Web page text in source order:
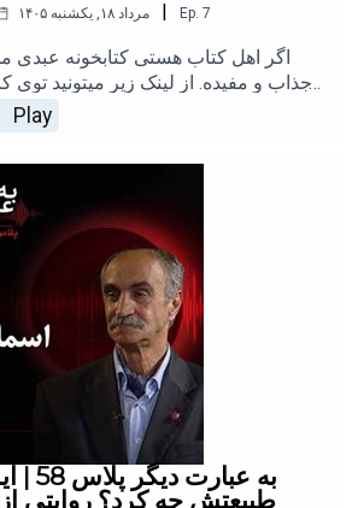
۱۴۰۵ مرداد ۱۸, یکشنبه Ep. 7
اگر اهل کتاب هستی کتابخونه عبدی
جذاب و مفیده. از لینک زیر میتونید توی
حمایت مالی خود، از طریق ارزهای
هر نقطه از جهان، می‌توانید در تولید
بیشتر عبدی مدیا به عنوان یک
کنید. حتی کوچک‌ترین کمک شما، برایم
و انگیزه می‌دهد تا به فعالیت خود ادامه
را به یک فنجان قهوه دعوت کنید یا
حمایت
یک کانال تولید محتوای منحصر به
مطالب و محتواهای تولید شده در این
عبدی مدیا بوده و هرگونه استفاده از
مجوز قبلی، تخلف محسوب می‌شود.
دانلود، کپی و انتشار مجدد محتوای این
produced on this channel
Play
طبیعتش چه کرد؟ روایتی از